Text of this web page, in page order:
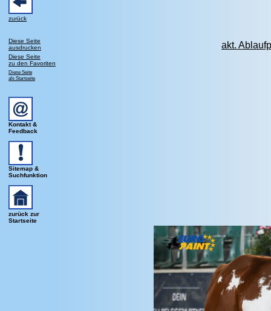
zurück
Diese Seite
ausdrucken
Diese Seite
zu den Favoriten
Diese Seite
als Startseite
Kontakt &
Feedback
Sitemap &
Suchfunktion
zurück zur
Startseite
akt.